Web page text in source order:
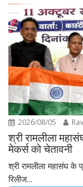
2026/08/05
श्री रामलीला
मेकर्स को चेतावनी
श्री रामलीला महासंघ के
रिलीज...